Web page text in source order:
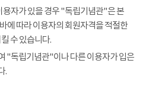
용자가 있을 경우 "독립기념관"은 본
에 따라 이용자의 회원자격을 적절한
수 있습니다.
"독립기념관"이나 다른 이용자가 입은
.